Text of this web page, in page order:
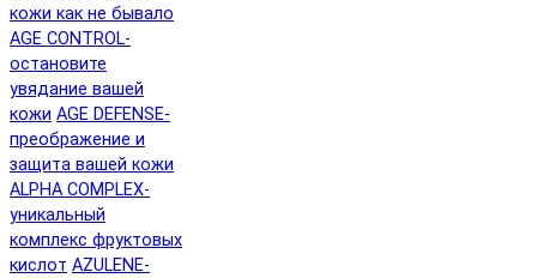
кожи как не бывало
AGE CONTROL-
остановите
увядание вашей
кожи AGE DEFENSE-
преображение и
защита вашей кожи
ALPHA COMPLEX-
уникальный
комплекс фруктовых
кислот AZULENE-